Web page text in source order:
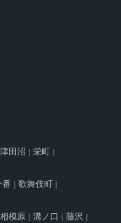
津田沼 栄町
番 歌舞伎町
相模原 溝ノ口 藤沢